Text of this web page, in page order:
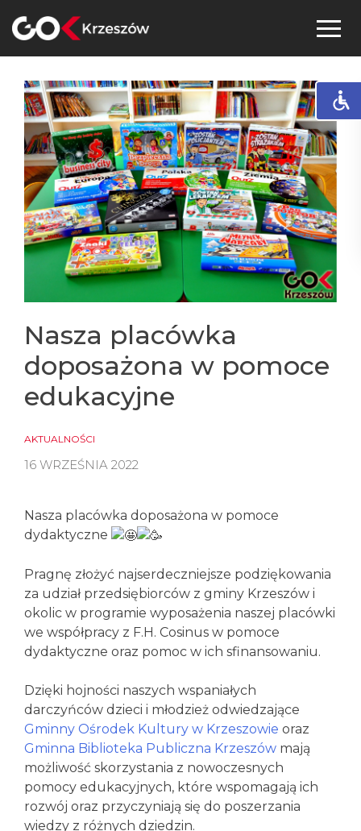
to
Nasza placówka
doposażona w pomoce
edukacyjne
AKTUALNOŚCI
16 WRZEŚNIA 2022
Nasza placówka doposażona w pomoce
dydaktyczne
Pragnę złożyć najserdeczniejsze podziękowania
za udział przedsiębiorców z gminy Krzeszów i
okolic w programie wyposażenia naszej placówki
we współpracy z F.H. Cosinus w pomoce
dydaktyczne oraz pomoc w ich sfinansowaniu.
Dzięki hojności naszych wspaniałych
darczyńców dzieci i młodzież odwiedzające
Gminny Ośrodek Kultury w Krzeszowie oraz
Gminna Biblioteka Publiczna Krzeszów mają
możliwość skorzystania z nowoczesnych
pomocy edukacyjnych, które wspomagają ich
rozwój oraz przyczyniają się do poszerzania
wiedzy z różnych dziedzin.